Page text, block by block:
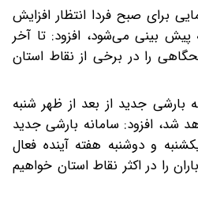
برای صبح فردا انتظار افزایش
پیش بینی می‌شود، افزود: تا آخر
را در برخی از نقاط استان
بارشی جدید از بعد از ظهر شنبه
شد، افزود: سامانه بارشی جدید
و دوشنبه هفته آینده فعال
را در اکثر نقاط استان خواهیم